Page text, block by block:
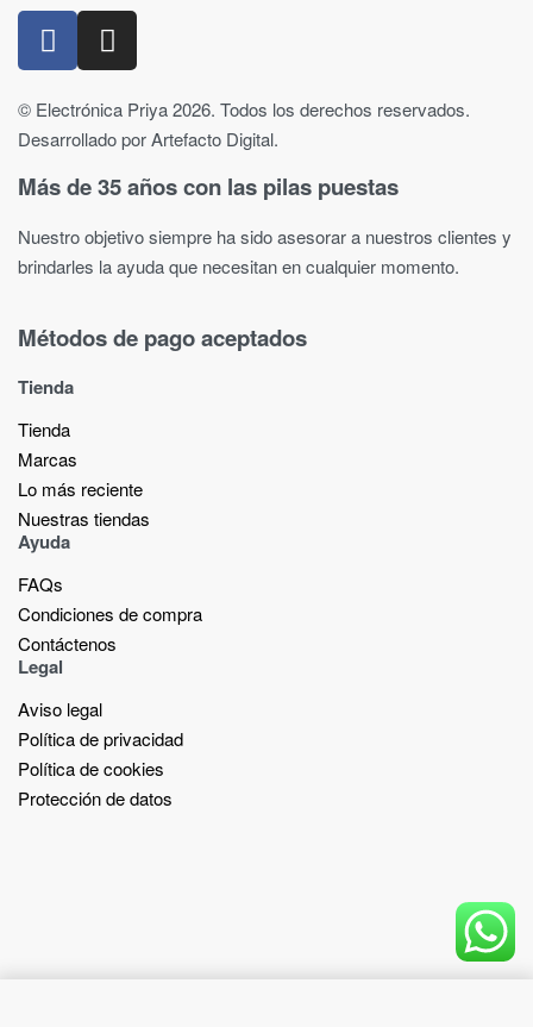
© Electrónica Priya 2026. Todos los derechos reservados.
Desarrollado por Artefacto Digital.
Más de 35 años con las pilas puestas
Nuestro objetivo siempre ha sido asesorar a nuestros clientes y
brindarles la ayuda que necesitan en cualquier momento.
Métodos de pago aceptados
Tienda
Tienda
Marcas
Lo más reciente​
Nuestras tiendas​
Ayuda
FAQs
Condiciones de compra
Contáctenos
Legal
Aviso legal
Política de privacidad
Política de cookies
Protección de datos